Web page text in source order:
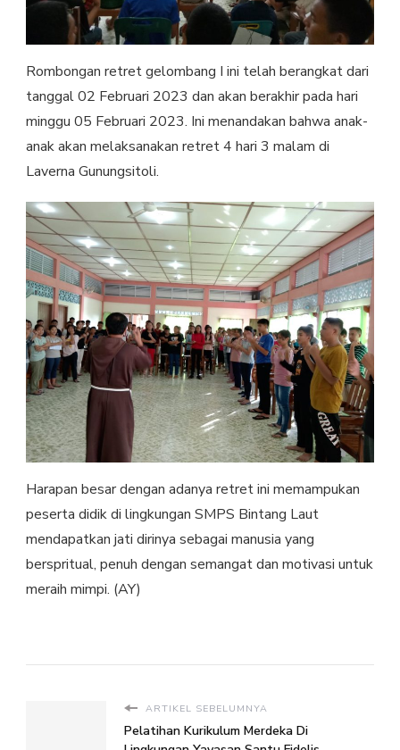
Rombongan retret gelombang I ini telah berangkat dari
tanggal 02 Februari 2023 dan akan berakhir pada hari
minggu 05 Februari 2023. Ini menandakan bahwa anak-
anak akan melaksanakan retret 4 hari 3 malam di
Laverna Gunungsitoli.
Harapan besar dengan adanya retret ini memampukan
peserta didik di lingkungan SMPS Bintang Laut
mendapatkan jati dirinya sebagai manusia yang
berspritual, penuh dengan semangat dan motivasi untuk
meraih mimpi. (AY)
ARTIKEL SEBELUMNYA
Pelatihan Kurikulum Merdeka Di